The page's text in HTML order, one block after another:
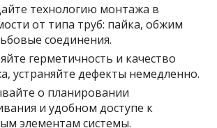
технологию монтажа в
от типа труб: пайка, обжим
соединения.
герметичность и качество
устраняйте дефекты немедленно.
о планировании
и удобном доступе к
элементам системы.